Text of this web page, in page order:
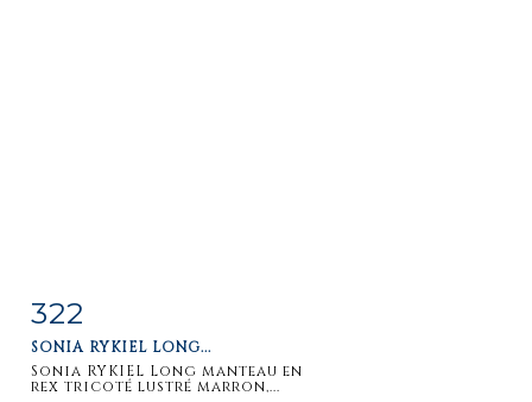
Item detail
322
SONIA RYKIEL LONG...
Sonia RYKIEL Long manteau en
rex tricoté lustré marron,...